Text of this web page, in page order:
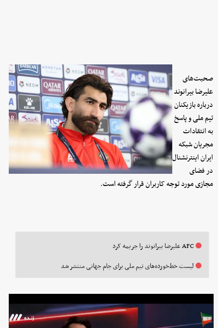
صحبت‌های
علیرضا بیرانوند
درباره بازیکنان
تیم ملی و پاسخ
به انتقادات
مجریان شبکه
ایران اینترنشنال
در فضای
مجازی مورد توجه کاربران قرار گرفته است.
AFC علیرضا بیرانوند را جریمه کرد
لیست خط‌خورده‌های تیم ملی برای جام جهانی منتشر شد